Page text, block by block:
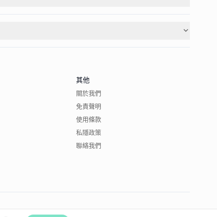
其他
關於我們
免責聲明
使用條款
私隱政策
聯絡我們